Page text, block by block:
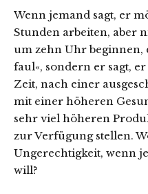
Wenn jemand sagt, er
Stunden arbeiten, aber
um zehn Uhr beginnen,
faul«, sondern er sagt,
Zeit, nach einer
mit einer höheren
sehr viel höheren
zur Verfügung stellen.
Ungerechtigkeit, wenn
will?